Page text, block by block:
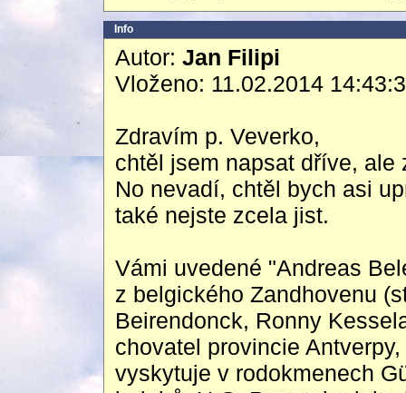
Info
Autor: Jan Filipi
Vloženo: 11.02.2014
Zdravím p. Veverko,
chtěl jsem napsat dříve, ale
No nevadí, chtěl bych asi
také nejste zcela jist.
Vámi uvedené "Andreas
z belgického Zandhovenu
Beirendonck, Ronny
chovatel provincie
vyskytuje v rodokmenech